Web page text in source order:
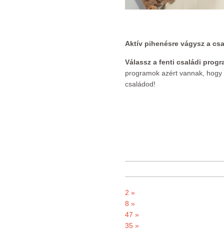
Aktív pihenésre vágysz a
Válassz a fenti családi
programok azért vannak,
családod!
2 »
8 »
47 »
35 »